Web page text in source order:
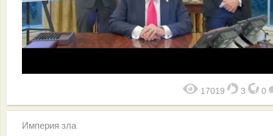
17019 3 0
Империя зла